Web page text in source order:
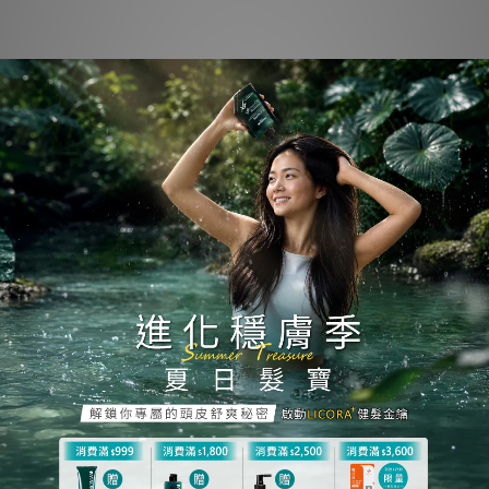
)
日常保健請維持油脂平衡、維持頭皮弱酸環境，